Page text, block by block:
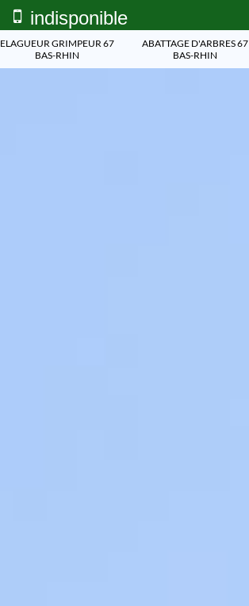
indisponible
ELAGUEUR GRIMPEUR 67
BAS-RHIN
ABATTAGE D'ARBRES 67
BAS-RHIN